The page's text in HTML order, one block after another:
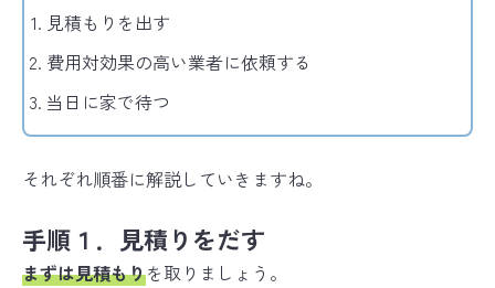
見積もりを出す
費用対効果の高い業者に依頼する
当日に家で待つ
それぞれ順番に解説していきますね。
手順１．見積りをだす
まずは見積もりを取りましょう。